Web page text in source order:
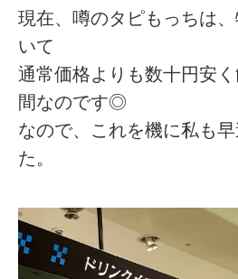
現在、噂のタピもっちは
いて
通常価格よりも数十円安
間なのです◎
なので、これを機に私も
た。